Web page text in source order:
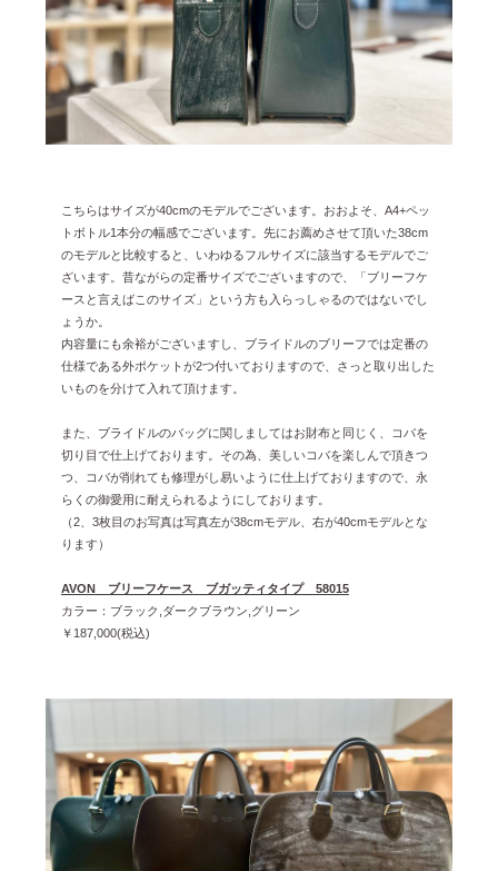
こちらはサイズが40cmのモデルでございます。おおよそ、A4+ペッ
トボトル1本分の幅感でございます。先にお薦めさせて頂いた38cm
のモデルと比較すると、いわゆるフルサイズに該当するモデルでご
ざいます。昔ながらの定番サイズでございますので、「ブリーフケ
ースと言えばこのサイズ」という方も入らっしゃるのではないでし
ょうか。
内容量にも余裕がございますし、ブライドルのブリーフでは定番の
仕様である外ポケットが2つ付いておりますので、さっと取り出した
いものを分けて入れて頂けます。
また、ブライドルのバッグに関しましてはお財布と同じく、コバを
切り目で仕上げております。その為、美しいコバを楽しんで頂きつ
つ、コバが削れても修理がし易いように仕上げておりますので、永
らくの御愛用に耐えられるようにしております。
（2、3枚目のお写真は写真左が38cmモデル、右が40cmモデルとな
ります）
AVON ブリーフケース ブガッティタイプ 58015
カラー：ブラック,ダークブラウン,グリーン
￥187,000(税込)